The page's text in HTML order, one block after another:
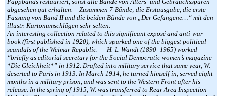
Pappbands restauriert, sonst alle Bände von Alters- und Gebrauchsspuren
abgesehen gut erhalten. – Zusammen 7 Bände; die Erstausgabe, die erste
Fassung von Band II und die beiden Bände von „Der Gefangene…“ mit den
illustr. Kartonumschlägen sehr selten.
An interesting collection related to this significant exposé and anti-war
book (first published in 1920), which sparked one of the biggest political
scandals of the Weimar Republic. — H. L. Wandt (1890–1965) worked
“briefly as editorial secretary for the Social Democratic women’s magazine
*Die Gleichheit*” in 1912. Drafted into military service that same year, W.
deserted to Paris in 1913. In March 1914, he turned himself in, served eight
months in a military prison, and was sent to the Western Front after his
release. In the spring of 1915, W. was transferred to Rear Area Inspection